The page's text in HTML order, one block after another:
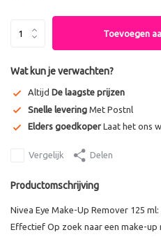
Toevoegen
Wat kun je verwachten?
Altijd De laagste prijzen
Snelle levering Met Postnl
Elders goedkoper Laat het ons
Vergelijk Delen
Productomschrijving
Nivea Eye Make-Up Remover 125
Effectief Op zoek naar een make-